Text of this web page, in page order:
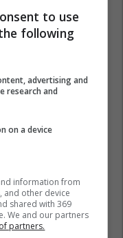
to use
following
advertising and
research and
on a device
information from
and other device
shared with 369
We and our partners
partners.